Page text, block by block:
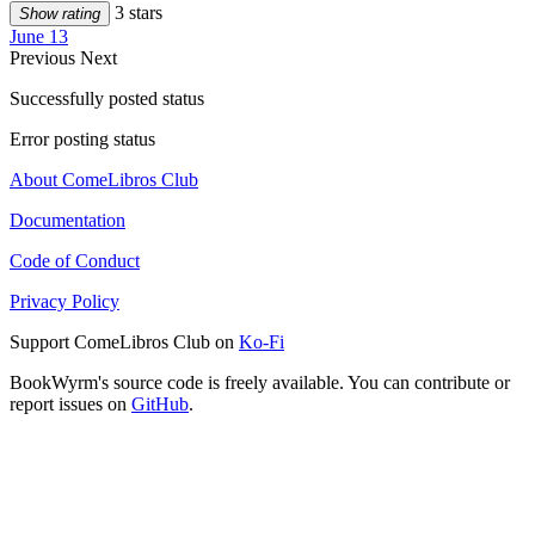
Show rating
3 stars
June 13
Previous Next
Successfully posted status
Error posting status
About ComeLibros Club
Documentation
Code of Conduct
Privacy Policy
Support ComeLibros Club on Ko-Fi
BookWyrm's source code is freely available. You can contribute or
report issues on GitHub.